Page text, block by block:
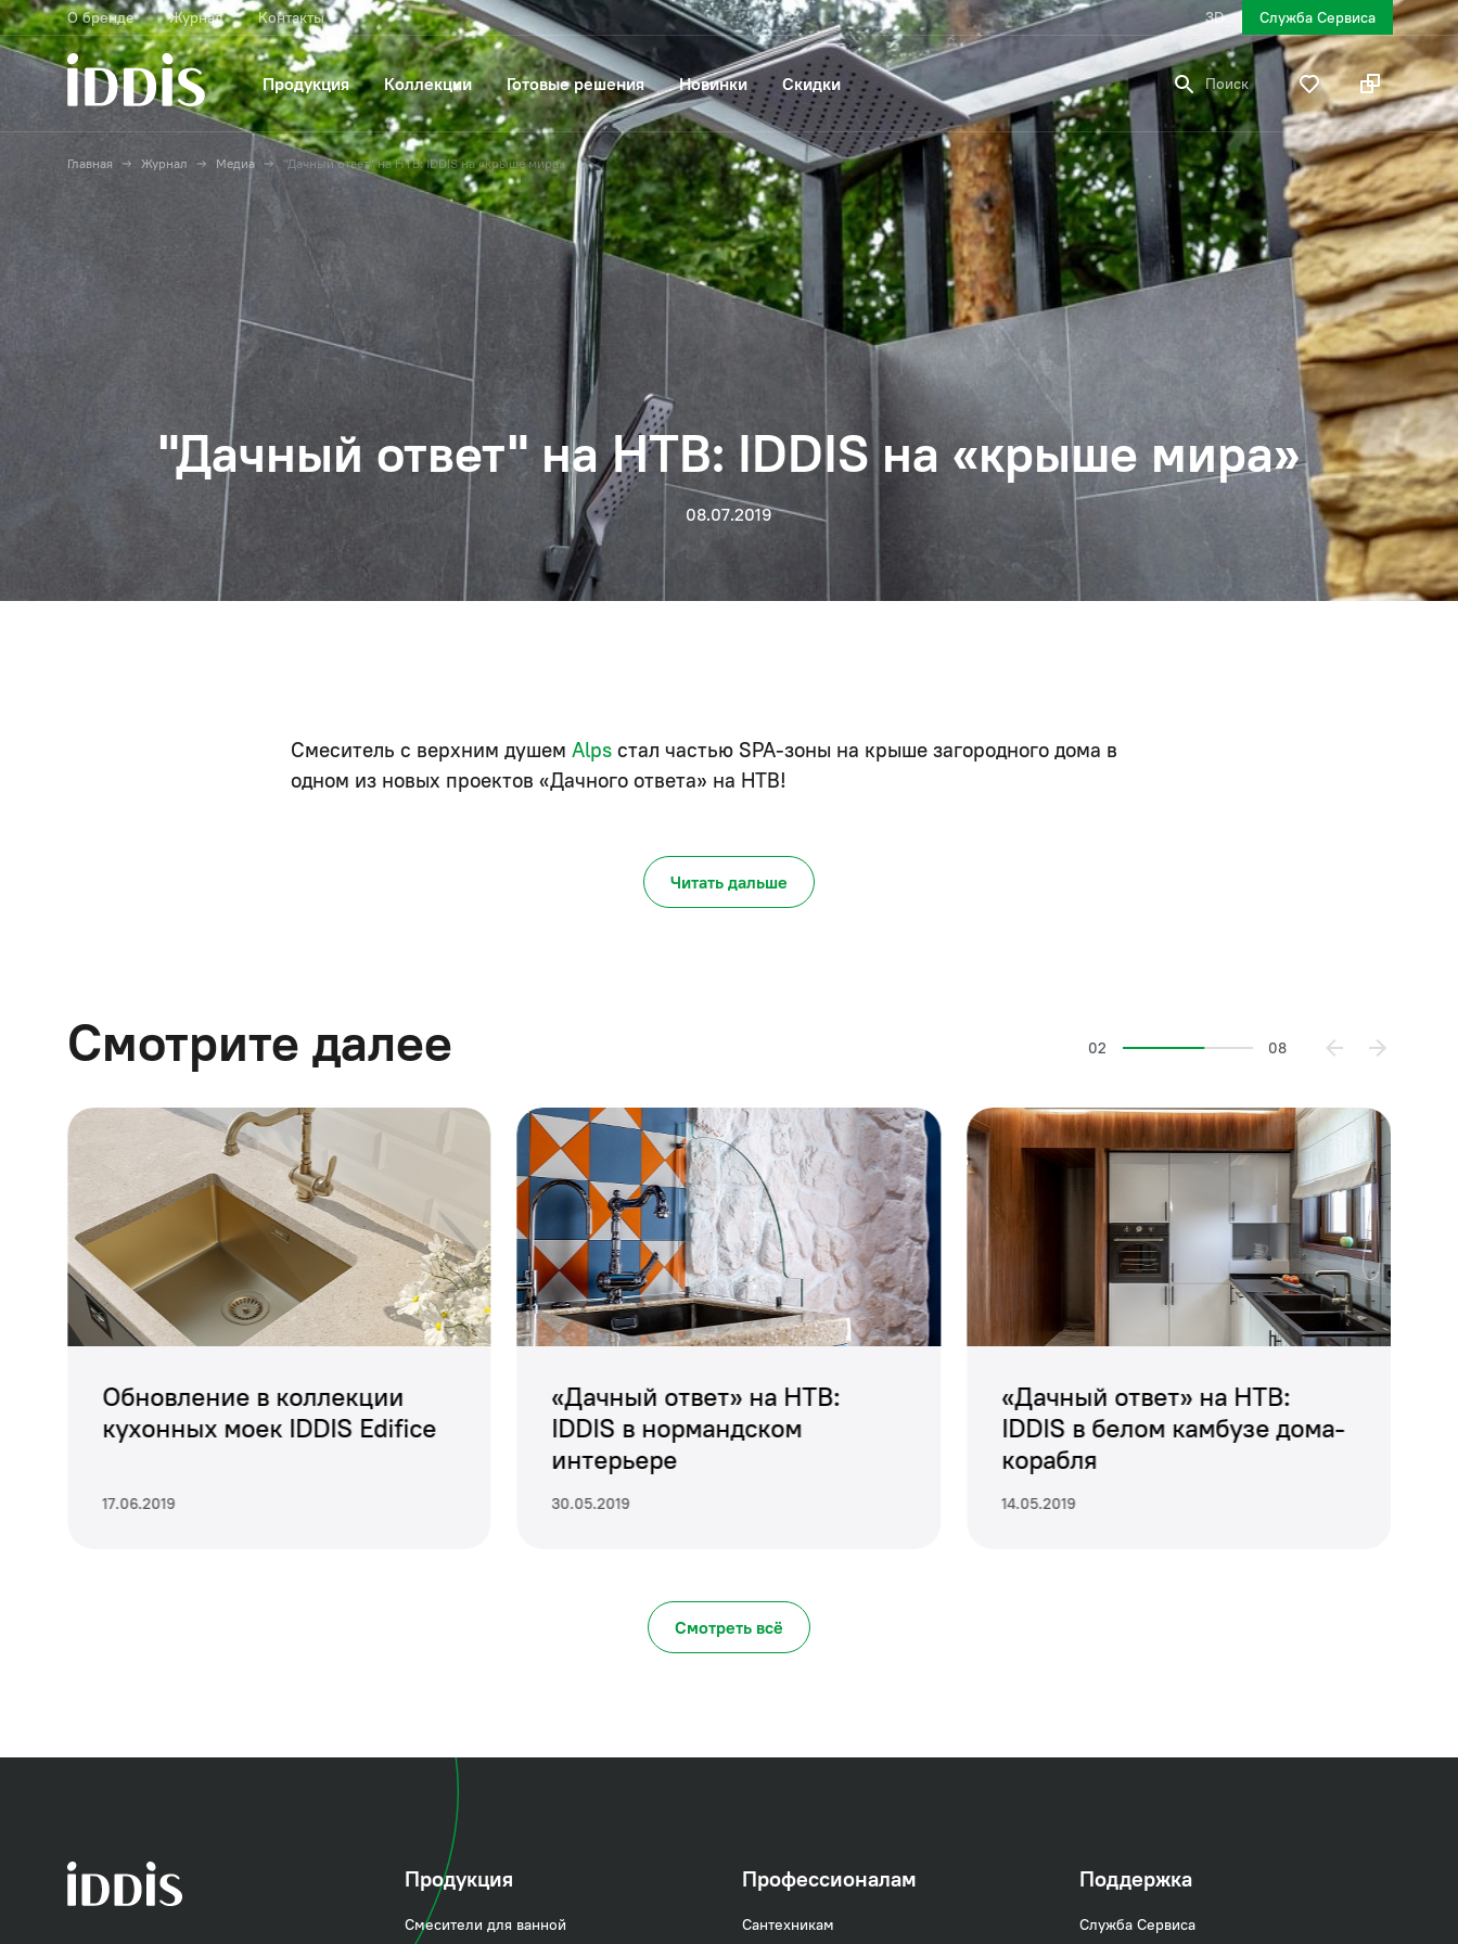
О бренде Журнал Контакты 3D Служба Сервиса
Продукция Коллекции Готовые решения Новинки Скидки Поиск
Главная Журнал Медиа "Дачный ответ" на НТВ: IDDIS на «крыше мира»
"Дачный ответ" на НТВ: IDDIS на «крыше мира»
08.07.2019
Смеситель с верхним душем Alps стал частью SPA-зоны на крыше загородного дома в
одном из новых проектов «Дачного ответа» на НТВ!
Теперь здесь можно принять душ и освежиться на открытом пространстве в жаркий
летний день. Для отделки стен душевой авторы проекта выбрали темные плиты
настроение интерьера.
Смеситель с верхним душем Alps
— это безупречное сочетание функциональности,
надёжности и стиля. Эргономичная форма смесителя с оригинальной удобной полкой и
Читать дальше
Смотрите далее
Обновление в коллекции
кухонных моек IDDIS Edifice
17.06.2019
«Дачный ответ» на НТВ:
IDDIS в нормандском
интерьере
30.05.2019
«Дачный ответ» на НТВ:
IDDIS в белом камбузе дома-
корабля
14.05.2019
02 08
Смотреть всё
Продукция
Смесители для ванной
Профессионалам
Сантехникам
Поддержка
Служба Сервиса